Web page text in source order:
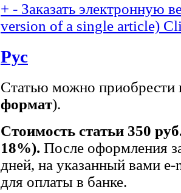
+ - Заказать электронную
version of a single article)
Рус
Статью можно приобрести
формат).
Стоимость статьи 350
18%). После оформления
дней, на указанный вами
для оплаты в банке.